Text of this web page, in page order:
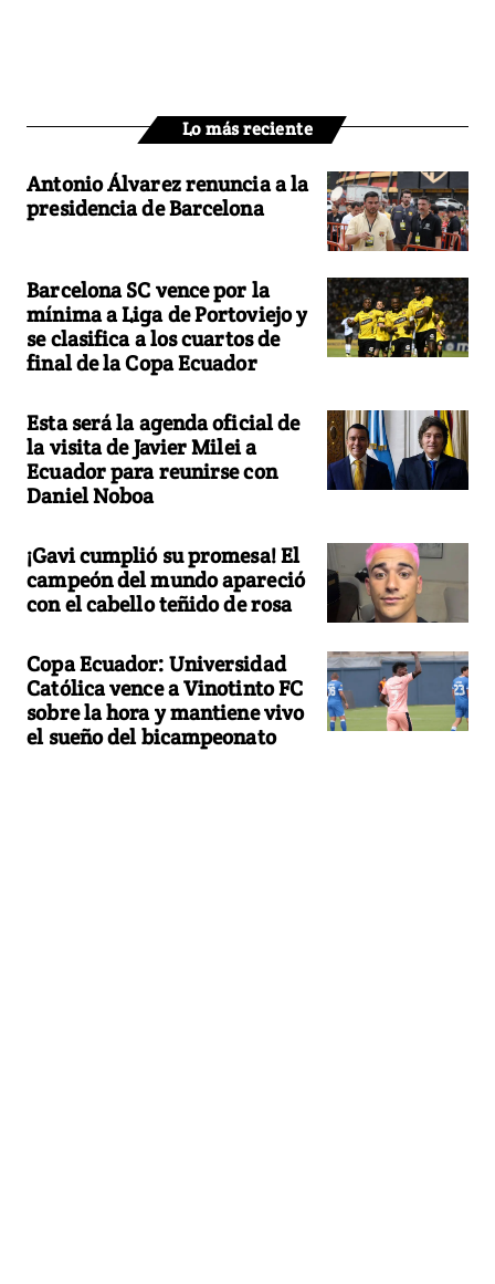
Lo más reciente
Antonio Álvarez renuncia a la
presidencia de Barcelona
Barcelona SC vence por la
mínima a Liga de Portoviejo y
se clasifica a los cuartos de
final de la Copa Ecuador
Esta será la agenda oficial de
la visita de Javier Milei a
Ecuador para reunirse con
Daniel Noboa
¡Gavi cumplió su promesa! El
campeón del mundo apareció
con el cabello teñido de rosa
Copa Ecuador: Universidad
Católica vence a Vinotinto FC
sobre la hora y mantiene vivo
el sueño del bicampeonato